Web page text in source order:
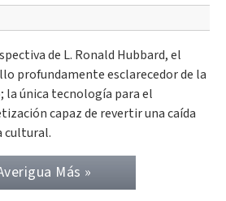
de L. Ronald Hubbard, el
profundamente esclarecedor de la
la única tecnología para el
capaz de revertir una caída
cultural.
Más »